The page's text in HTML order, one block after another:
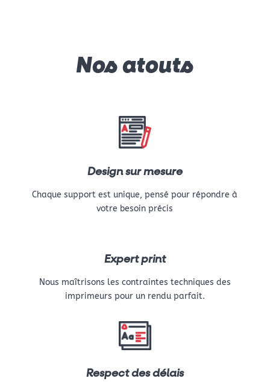
Nos atouts
Design sur mesure
Chaque support est unique, pensé pour répondre à
votre besoin précis
Expert print
Nous maîtrisons les contraintes techniques des
imprimeurs pour un rendu parfait.
Respect des délais